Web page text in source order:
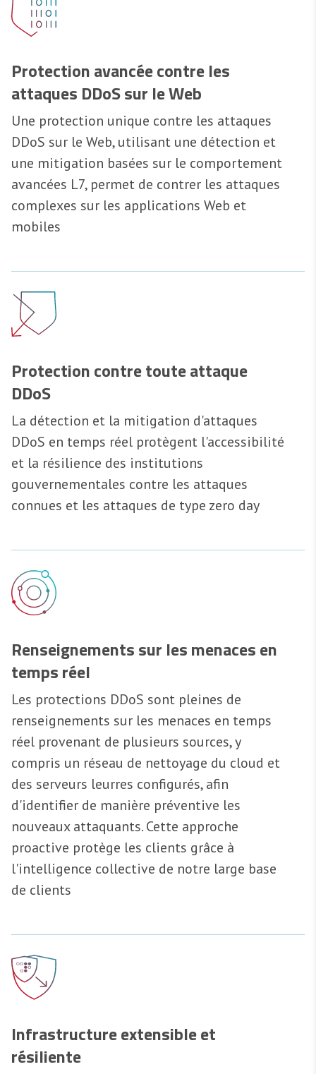
Protection avancée contre les
attaques DDoS sur le Web
Une protection unique contre les attaques
DDoS sur le Web, utilisant une détection et
une mitigation basées sur le comportement
avancées L7, permet de contrer les attaques
complexes sur les applications Web et
mobiles
Protection contre toute attaque
DDoS
La détection et la mitigation d'attaques
DDoS en temps réel protègent l'accessibilité
et la résilience des institutions
gouvernementales contre les attaques
connues et les attaques de type zero day
Renseignements sur les menaces en
temps réel
Les protections DDoS sont pleines de
renseignements sur les menaces en temps
réel provenant de plusieurs sources, y
compris un réseau de nettoyage du cloud et
des serveurs leurres configurés, afin
d'identifier de manière préventive les
nouveaux attaquants. Cette approche
proactive protège les clients grâce à
l'intelligence collective de notre large base
de clients
Infrastructure extensible et
résiliente